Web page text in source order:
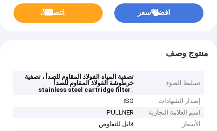
افضل سعر ﺎﺘﺼﻟ ﺍﻶﻧ
منتوج وصف
تسليط الضوء
تصفية المياه الفولاذ المقاوم للصدأ ، تصفية
خرطوشة الفولاذ المقاوم للصدأ
,
stainless steel cartridge filter
إصدار الشهادات
ISO
اسم العلامة التجارية
PULLNER
الأسعار
قابل للتفاوض